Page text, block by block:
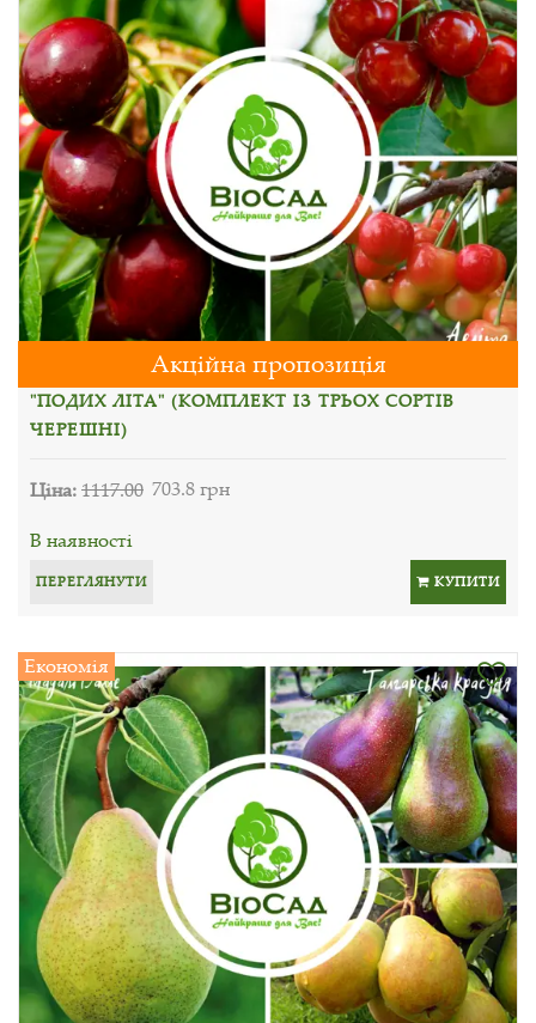
Акційна пропозиція
"ПОДИХ ЛІТА" (КОМПЛЕКТ ІЗ ТРЬОХ СОРТІВ
ЧЕРЕШНІ)
Ціна:1117.00 703.8 грн
В наявності
ПЕРЕГЛЯНУТИ КУПИТИ
Економія